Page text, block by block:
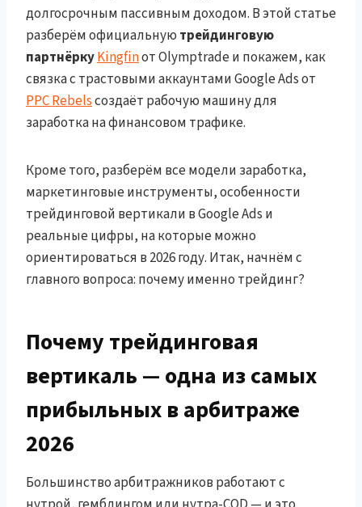
долгосрочным пассивным доходом. В этой статье
разберём официальную трейдинговую
партнёркуKingfinот Olymptrade и покажем, как
связка с трастовыми аккаунтами Google Ads от
PPC Rebelsсоздаёт рабочую машину для
заработка на финансовом трафике.
Кроме того, разберём все модели заработка,
маркетинговые инструменты, особенности
трейдинговой вертикали в Google Ads и
реальные цифры, на которые можно
ориентироваться в 2026 году. Итак, начнём с
главного вопроса: почему именно трейдинг?
Почему трейдинговая
вертикаль — одна из самых
прибыльных в арбитраже
2026
Большинство арбитражников работают с